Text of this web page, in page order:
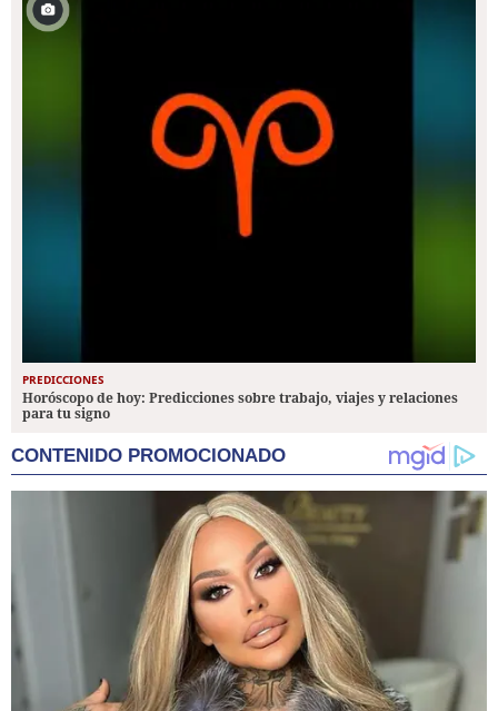
PREDICCIONES
Horóscopo de hoy: Predicciones sobre trabajo, viajes y relaciones
para tu signo
CONTENIDO PROMOCIONADO